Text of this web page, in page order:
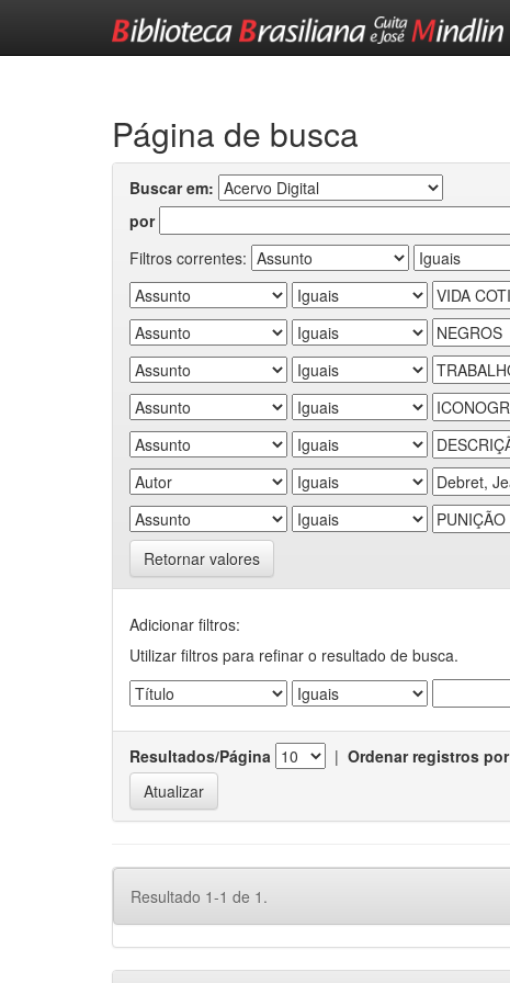
Página de busca
Buscar em:
por
Filtros correntes:
Retornar valores
Adicionar filtros:
Utilizar filtros para refinar o resultado de busca.
Resultados/Página | Ordenar registros por
Resultado 1-1 de 1.